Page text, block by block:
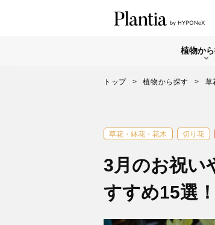
植物か
トップ 植物から探す 草
草花・鉢花・花木 切り花
3月のお祝い
すすめ15選！